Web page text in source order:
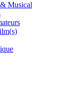
Musical